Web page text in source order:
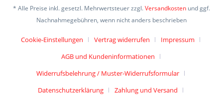
* Alle Preise inkl. gesetzl. Mehrwertsteuer zzgl.Versandkosten und ggf.
Nachnahmegebühren, wenn nicht anders beschrieben
Cookie-Einstellungen Vertrag widerrufen
Impressum
AGB und Kundeninformationen
Widerrufsbelehrung / Muster-Widerrufsformular
Datenschutzerklärung
Zahlung und Versand